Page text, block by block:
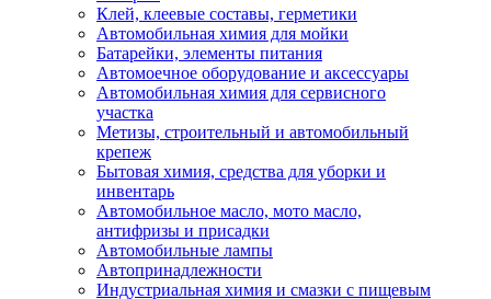
Клей, клеевые составы, герметики
Автомобильная химия для мойки
Батарейки, элементы питания
Автомоечное оборудование и аксессуары
Автомобильная химия для сервисного
участка
Метизы, строительный и автомобильный
крепеж
Бытовая химия, средства для уборки и
инвентарь
Автомобильное масло, мото масло,
антифризы и присадки
Автомобильные лампы
Автопринадлежности
Индустриальная химия и смазки с пищевым